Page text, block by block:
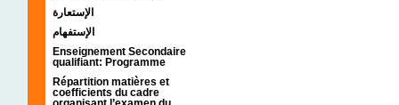
الإستعارة
الإستفهام
Enseignement Secondaire
qualifiant: Programme
Répartition matières et
coefficients du cadre